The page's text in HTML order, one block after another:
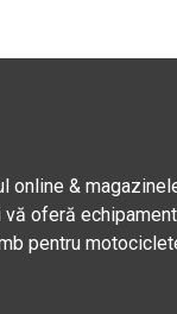
online &
vă oferă
pentru